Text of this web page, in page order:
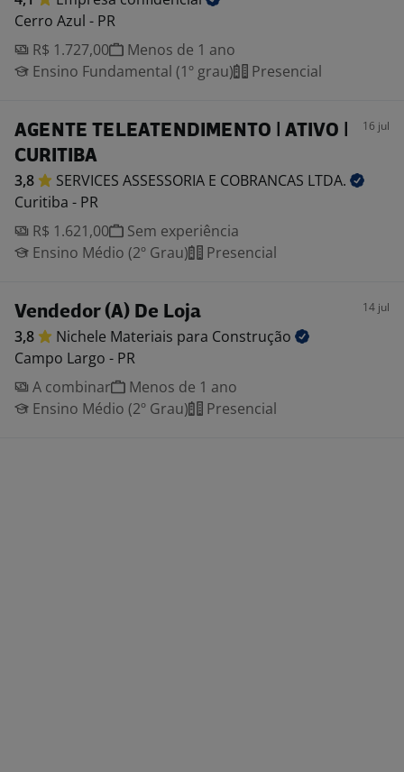
Cerro Azul - PR
R$ 1.727,00
Menos de 1 ano
Ensino Fundamental (1º grau)
Presencial
AGENTE TELEATENDIMENTO | ATIVO |
CURITIBA
16 jul
3,8 SERVICES ASSESSORIA E COBRANCAS LTDA.
Curitiba - PR
R$ 1.621,00
Sem experiência
Ensino Médio (2º Grau)
Presencial
Vendedor (A) De Loja 14 jul
3,8 Nichele Materiais para Construção
Campo Largo - PR
A combinar
Menos de 1 ano
Ensino Médio (2º Grau)
Presencial